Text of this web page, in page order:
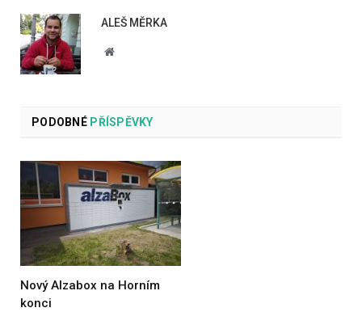
ALEŠ MĚRKA
Website
PODOBNÉPŘÍSPĚVKY
Nový Alzabox na Horním
konci